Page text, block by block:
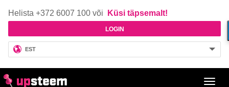
Helista +372 6007 100 või Küsi täpsemalt!
LOGIN
EST